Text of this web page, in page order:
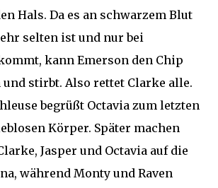
Hals. Da es an schwarzem Blut
selten ist und nur bei
kann Emerson den Chip
stirbt. Also rettet Clarke alle.
begrüßt Octavia zum letzten
Körper. Später machen
Jasper und Octavia auf die
während Monty und Raven